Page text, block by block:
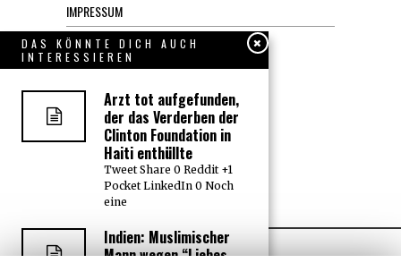
IMPRESSUM
Datenschutzerklärung
KONTAKT
Über uns, den “Wächter”
DAS KÖNNTE DICH AUCH
INTERESSIEREN
Arzt tot aufgefunden,
der das Verderben der
Clinton Foundation in
Haiti enthüllte
Tweet Share 0 Reddit +1
Pocket LinkedIn 0 Noch
eine
Indien: Muslimischer
Mann wegen “Liebes-